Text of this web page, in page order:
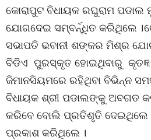
କୋରାପୁଟ ବିଧାୟକ ରଘୁରାମ
ଯୋଗଦେଇ ସମ୍ବର୍ନ୍ଧିତ କରିଥିଲେ
ସଭାପତି ଭବାନୀ ଶଙ୍କର ମିଶ୍ର
ବିଡିଏ ପୁରସ୍କୃତ ହୋଇଥିବାରୁ
ଜିମାନସିୟମରେ ରହିଥିବା ବିଭିନ୍ନ
ବିଧାୟକ ଶ୍ରୀ ପଡାଲଙ୍କୁ ଅବଗତ
କରିବେ ବୋଲି ପ୍ରତିଶୃତି ଦେଇଥିଲେ
ପ୍ରକାଶ କରିଥିଲେ ।